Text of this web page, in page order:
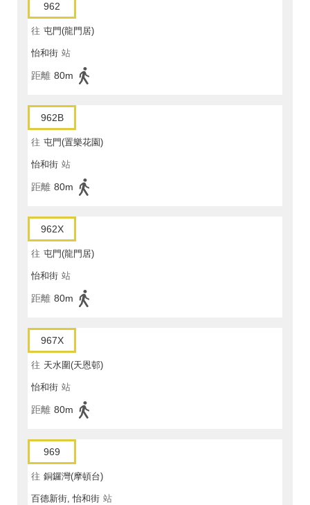
962
往 屯門(龍門居)
怡和街 站
距離 80m
962B
往 屯門(置樂花園)
怡和街 站
距離 80m
962X
往 屯門(龍門居)
怡和街 站
距離 80m
967X
往 天水圍(天恩邨)
怡和街 站
距離 80m
969
往 銅鑼灣(摩頓台)
百德新街, 怡和街 站